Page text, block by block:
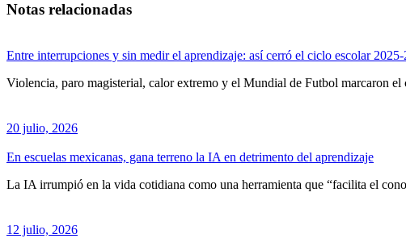
Notas relacionadas
Entre interrupciones y sin medir el aprendizaje: así cerró el ciclo escolar
Violencia, paro magisterial, calor extremo y el Mundial de Futbol marcaron
20 julio, 2026
En escuelas mexicanas, gana terreno la IA en detrimento del aprendizaje
La IA irrumpió en la vida cotidiana como una herramienta que “facilita el
12 julio, 2026